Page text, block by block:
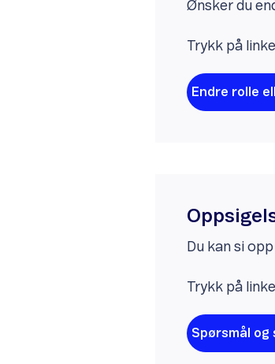
Ønsker du
Trykk på
Endre rolle
Du kan si
Trykk på
Spørsmål og